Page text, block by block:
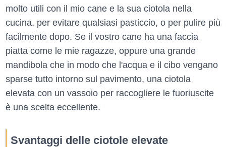
molto utili con il mio cane e la sua ciotola nella
cucina, per evitare qualsiasi pasticcio, o per pulire più
facilmente dopo. Se il vostro cane ha una faccia
piatta come le mie ragazze, oppure una grande
mandibola che in modo che l'acqua e il cibo vengano
sparse tutto intorno sul pavimento, una ciotola
elevata con un vassoio per raccogliere le fuoriuscite
è una scelta eccellente.
Svantaggi delle ciotole elevate